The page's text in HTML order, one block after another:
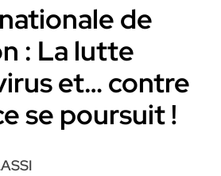
de
: La lutte
et… contre
se poursuit !